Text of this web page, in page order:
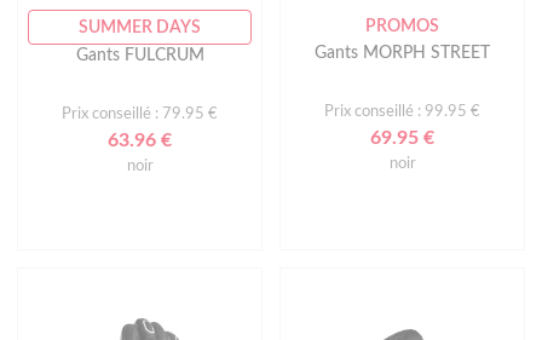
SUMMER DAYS
Gants FULCRUM
Prix conseillé : 79.95 €
63.96 €
noir
PROMOS
Gants MORPH STREET
Prix conseillé : 99.95 €
69.95 €
noir